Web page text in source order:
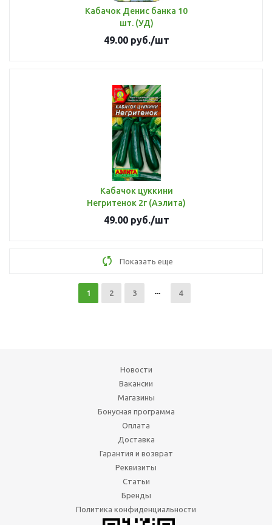
Кабачок Денис банка 10
шт. (УД)
49.00руб./шт
Кабачок цуккини
Негритенок 2г (Аэлита)
49.00руб./шт
Показать еще
1 2 3 4
Новости
Вакансии
Магазины
Бонусная программа
Оплата
Доставка
Гарантия и возврат
Реквизиты
Статьи
Бренды
Политика конфиденциальности